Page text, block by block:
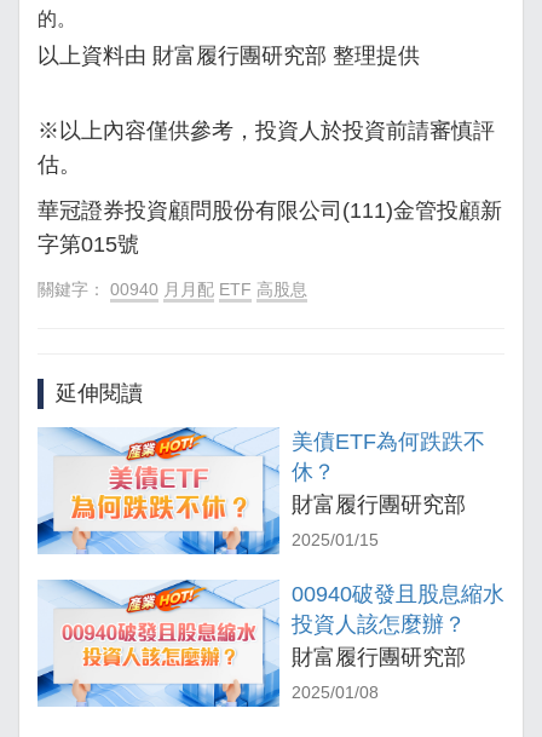
的。
以上資料由 財富履行團研究部 整理提供
※以上內容僅供參考，投資人於投資前請審慎評
估。
華冠證券投資顧問股份有限公司(111)金管投顧新
字第015號
關鍵字： 00940 月月配 ETF 高股息
延伸閱讀
美債ETF為何跌跌不
休？
財富履行團研究部
2025/01/15
00940破發且股息縮水
投資人該怎麼辦？
財富履行團研究部
2025/01/08